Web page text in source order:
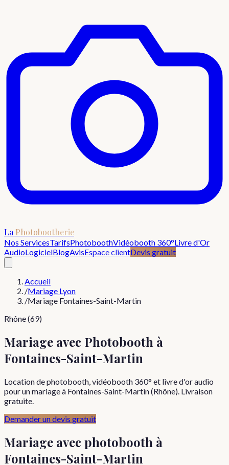
La Photobootherie
Nos ServicesTarifsPhotoboothVidéobooth 360°Livre d'Or
AudioLogicielBlogAvisEspace clientDevis gratuit
Accueil
/Mariage Lyon
/Mariage Fontaines-Saint-Martin
Rhône (69)
Mariage avec Photobooth à
Fontaines-Saint-Martin
Location de photobooth, vidéobooth 360° et livre d'or audio
pour un mariage à Fontaines-Saint-Martin (Rhône). Livraison
gratuite.
Demander un devis gratuit
Mariage avec photobooth à
Fontaines-Saint-Martin